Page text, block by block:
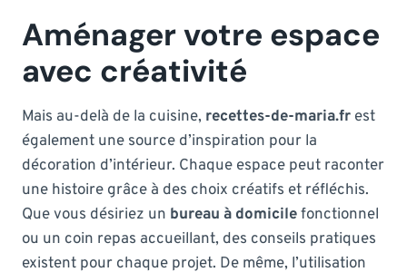
Aménager votre espace
avec créativité
Mais au-delà de la cuisine, recettes-de-maria.fr est
également une source d’inspiration pour la
décoration d’intérieur. Chaque espace peut raconter
une histoire grâce à des choix créatifs et réfléchis.
Que vous désiriez un bureau à domicilefonctionnel
ou un coin repas accueillant, des conseils pratiques
existent pour chaque projet. De même, l’utilisation